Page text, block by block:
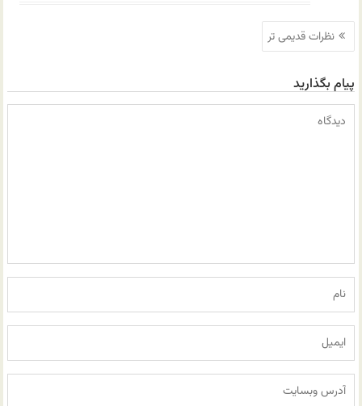
ناوبری
نظرات
نظرات قدیمی تر
پیام بگذارید